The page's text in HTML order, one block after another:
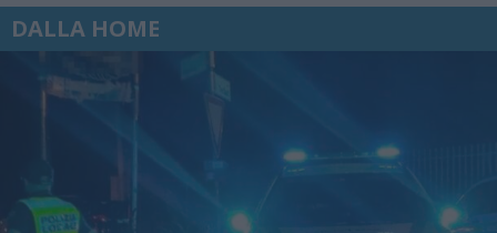
DALLA HOME